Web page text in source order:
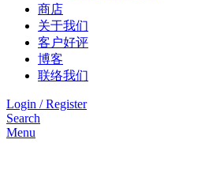
商店
关于我们
客户好评
博客
联络我们
Login / Register
Search
Menu